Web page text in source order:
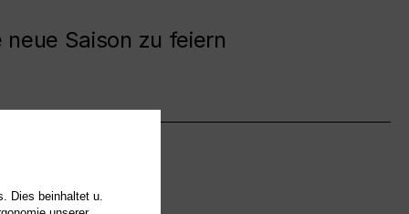
Saison zu feiern
Dies beinhaltet u.